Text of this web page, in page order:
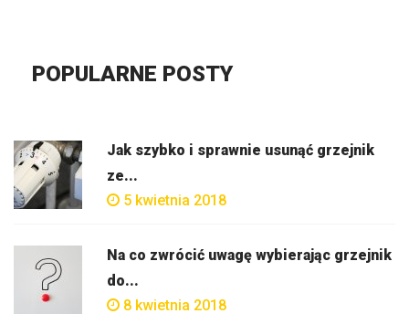
POPULARNE POSTY
Jak szybko i sprawnie usunąć grzejnik
ze...
5 kwietnia 2018
Na co zwrócić uwagę wybierając grzejnik
do...
8 kwietnia 2018